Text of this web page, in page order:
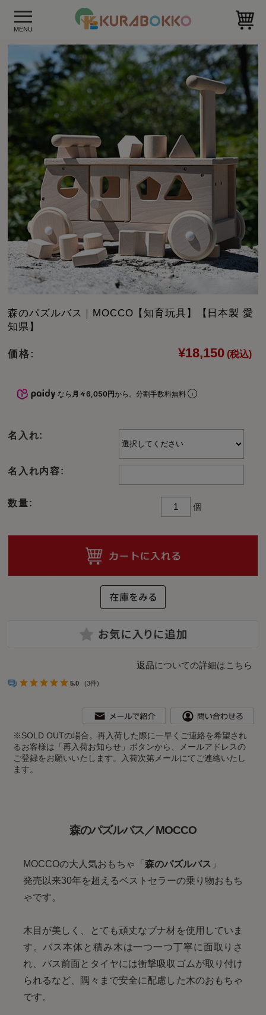
森のパズルバス｜MOCCO【知育玩具】【日本製 愛
知県】
価格: ¥18,150 (税込)
なら 月々6,050円から。分割手数料無料
名入れ:
名入れ内容:
数量: 個
返品についての詳細はこちら
5.0 (3件)
※SOLD OUTの場合。再入荷した際に一早くご連絡を希望され
るお客様は「再入荷お知らせ」ボタンから、メールアドレスの
ご登録をお願いいたします。入荷次第メールにてご連絡いたし
ます。
森のパズルバス／MOCCO
MOCCOの大人気おもちゃ「 森のパズルバス 」
発売以来30年を超えるベストセラーの乗り物おもち
ゃです。
木目が美しく、とても頑丈なブナ材を使用していま
す。バス本体と積み木は一つ一つ丁寧に面取りさ
れ、バス前面とタイヤには衝撃吸収ゴムが取り付け
られるなど、隅々まで安全に配慮した木のおもちゃ
です。